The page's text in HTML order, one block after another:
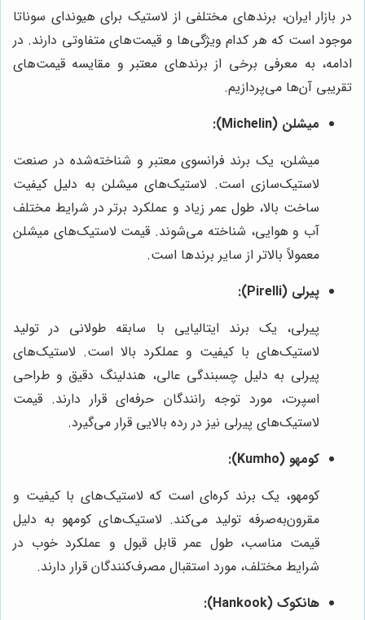
در بازار ایران، برندهای مختلفی از لاستیک برای هیوندای سوناتا
موجود است که هر کدام ویژگی‌ها و قیمت‌های متفاوتی دارند. در
ادامه، به معرفی برخی از برندهای معتبر و مقایسه قیمت‌های
تقریبی آن‌ها می‌پردازیم.
میشلن (Michelin):
میشلن، یک برند فرانسوی معتبر و شناخته‌شده در صنعت
لاستیک‌سازی است. لاستیک‌های میشلن به دلیل کیفیت
ساخت بالا، طول عمر زیاد و عملکرد برتر در شرایط مختلف
آب و هوایی، شناخته می‌شوند. قیمت لاستیک‌های میشلن
معمولاً بالاتر از سایر برندها است.
پیرلی (Pirelli):
پیرلی، یک برند ایتالیایی با سابقه طولانی در تولید
لاستیک‌های با کیفیت و عملکرد بالا است. لاستیک‌های
پیرلی به دلیل چسبندگی عالی، هندلینگ دقیق و طراحی
اسپرت، مورد توجه رانندگان حرفه‌ای قرار دارند. قیمت
لاستیک‌های پیرلی نیز در رده بالایی قرار می‌گیرد.
کومهو (Kumho):
کومهو، یک برند کره‌ای است که لاستیک‌های با کیفیت و
مقرون‌به‌صرفه تولید می‌کند. لاستیک‌های کومهو به دلیل
قیمت مناسب، طول عمر قابل قبول و عملکرد خوب در
شرایط مختلف، مورد استقبال مصرف‌کنندگان قرار دارند.
هانکوک (Hankook):